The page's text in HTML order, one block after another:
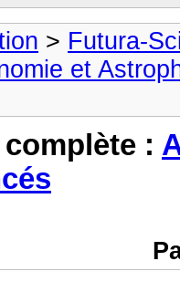
> Futura-
et
: